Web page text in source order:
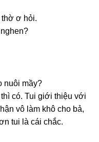
thờ ơ hỏi.
nuôi mầy?
có. Tui ɡiới thiệu với
vô làm khô cho bả,
tui là cái chắc.